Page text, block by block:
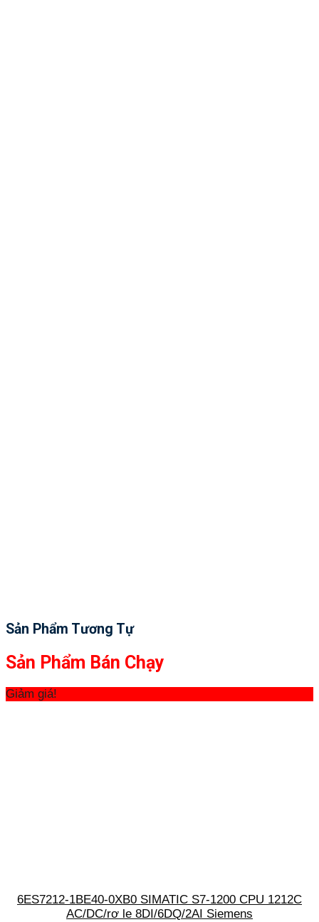
Sản Phẩm Tương Tự
Sản Phẩm Bán Chạy
Giảm giá!
6ES7212-1BE40-0XB0 SIMATIC S7-1200 CPU 1212C
AC/DC/rơ le 8DI/6DQ/2AI Siemens